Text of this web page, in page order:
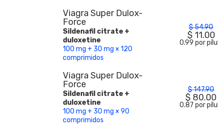
Viagra Super Dulox-
Force
Sildenafil citrate +
duloxetine
100 mg + 30 mg × 120
comprimidos
$54.90
$ 11.00
0.99 por
Viagra Super Dulox-
Force
Sildenafil citrate +
duloxetine
100 mg + 30 mg × 90
comprimidos
$147.90
$ 80.00
0.87 por